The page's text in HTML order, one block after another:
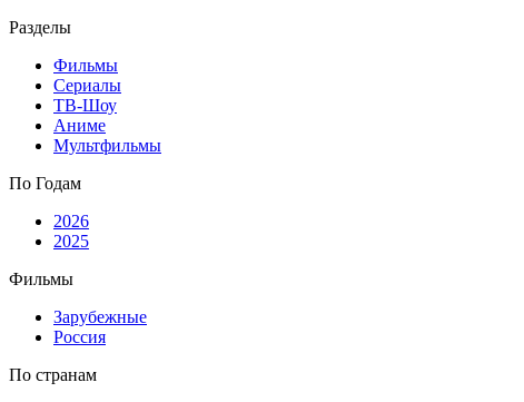
Разделы
Фильмы
Сериалы
ТВ-Шоу
Аниме
Мультфильмы
По Годам
2026
2025
Фильмы
Зарубежные
Россия
По странам